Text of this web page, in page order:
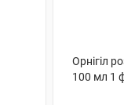
Орнігіл
100 мл 1